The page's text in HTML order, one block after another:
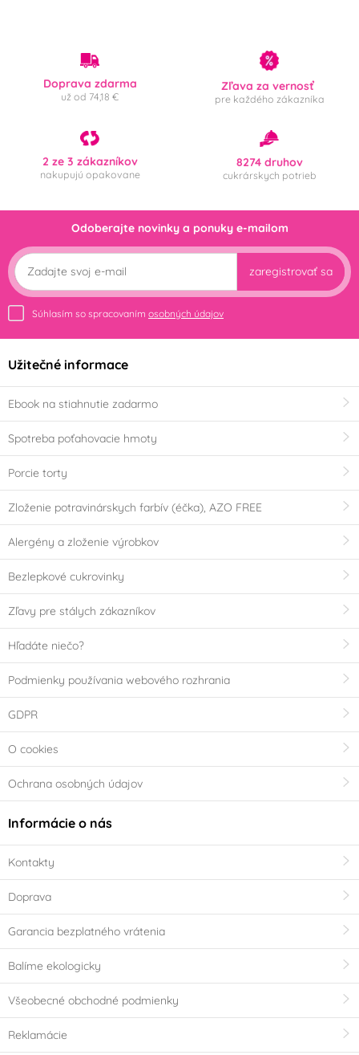
Doprava zdarma
už od 74,18 €
Zľava za vernosť
pre každého zákazníka
2 ze 3 zákazníkov
nakupujú opakovane
8274 druhov
cukrárskych potrieb
Odoberajte novinky a ponuky e-mailom
zaregistrovať sa
Súhlasím so spracovaním osobných údajov
Užitečné informace
Ebook na stiahnutie zadarmo
Spotreba poťahovacie hmoty
Porcie torty
Zloženie potravinárskych farbív (éčka), AZO FREE
Alergény a zloženie výrobkov
Bezlepkové cukrovinky
Zľavy pre stálych zákazníkov
Hľadáte niečo?
Podmienky používania webového rozhrania
GDPR
O cookies
Ochrana osobných údajov
Informácie o nás
Kontakty
Doprava
Garancia bezplatného vrátenia
Balíme ekologicky
Všeobecné obchodné podmienky
Reklamácie